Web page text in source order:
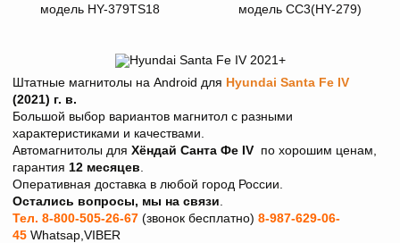
модель HY-379TS18
модель CC3(HY-279)
Штатные магнитолы на Android для Hyundai Santa Fe IV
(2021) г. в.
Большой выбор вариантов магнитол с разными
характеристиками и качествами.
Автомагнитолы для Хёндай Санта Фе IV по хорошим ценам,
гарантия 12 месяцев
Оперативная доставка в любой город России.
Остались вопросы, мы на связи
Тел. 8-800-505-26-67 (звонок бесплатно) 8-987-629-06-
45 Whatsap,VIBER